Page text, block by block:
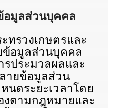
อมูลส่วนบุคคล
ทรวงเกษตรและ
อมูลส่วนบุคคล
รประมวลผลและ
ายข้อมูลส่วน
นดระยะเวลาโดย
ตามกฎหมายและ